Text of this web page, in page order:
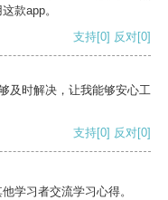
款app。
支持[0] 反对[0]
及时解决，让我能够安心工
支持[0] 反对[0]
学习者交流学习心得。